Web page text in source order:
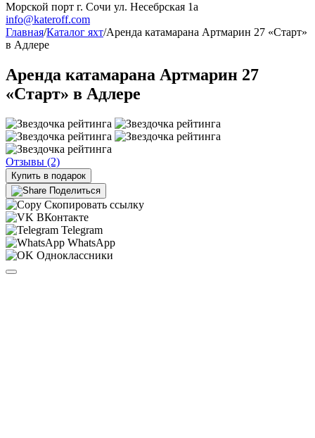
Морской порт г. Сочи ул. Несебрская 1а
info@kateroff.com
Главная/Каталог яхт/Аренда катамарана Артмарин 27 «Старт»
в Адлере
Аренда катамарана Артмарин 27
«Старт» в Адлере
Отзывы (2)
Купить в подарок
Поделиться
Скопировать ссылку
ВКонтакте
Telegram
WhatsApp
Одноклассники